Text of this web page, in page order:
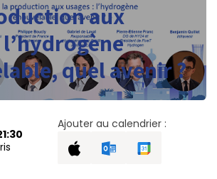
aux
quel avenir ?
Ajouter au calendrier :